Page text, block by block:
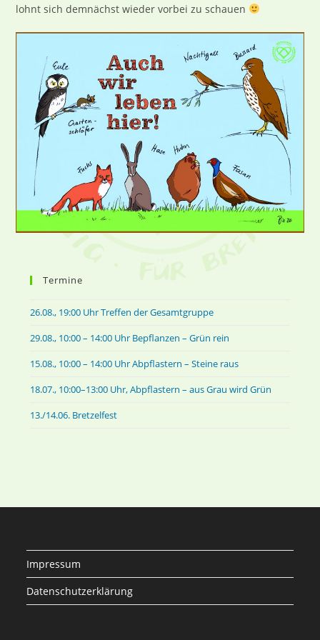
lohnt sich demnächst wieder vorbei zu schauen
Termine
26.08., 19:00 Uhr Treffen der Gesamtgruppe
29.08., 10:00 – 14:00 Uhr Bepflanzen – Grün rein
15.08., 10:00 – 14:00 Uhr Abpflastern – Steine raus
18.07., 10:00–13:00 Uhr, Abpflastern – aus Grau wird Grün
13./14.06. Bretzelfest
Impressum
Datenschutzerklärung